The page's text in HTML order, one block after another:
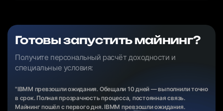
Готовы запустить майнинг?
Получите персональный расчёт доходности и
специальные условия:
"IBMM превзошли ожидания. Обещали 10 дней — выполнили точно
в срок. Полная прозрачность процесса, постоянная связь.
Майнинг пошёл с первого дня. IBMM превзошли ожидания.